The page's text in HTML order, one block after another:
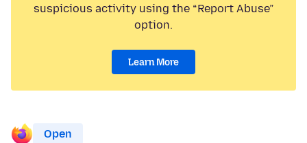
suspicious activity using the “Report Abuse”
option.
Learn More
Open